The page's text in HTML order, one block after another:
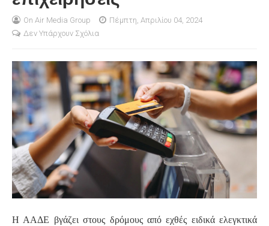
NEW
On Air Media Group
Πέμπτη, Απριλίου 04, 2024
Δεν Υπάρχουν Σχόλια
Η ΑΑΔΕ βγάζει στους δρόμους από εχθές ειδικά ελεγκτικά